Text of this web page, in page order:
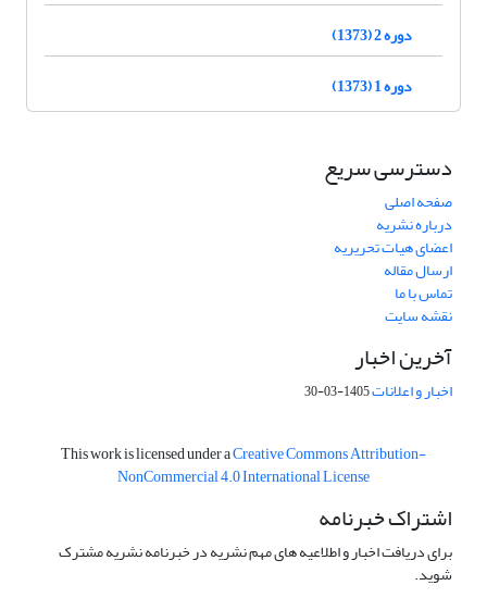
دوره 2 (1373)
دوره 1 (1373)
دسترسی سریع
صفحه اصلی
درباره نشریه
اعضای هیات تحریریه
ارسال مقاله
تماس با ما
نقشه سایت
آخرین اخبار
اخبار و اعلانات1405-03-30
This work is licensed under aCreative Commons Attribution-
NonCommercial 4.0 International License
اشتراک خبرنامه
برای دریافت اخبار و اطلاعیه های مهم نشریه در خبرنامه نشریه مشترک
شوید.